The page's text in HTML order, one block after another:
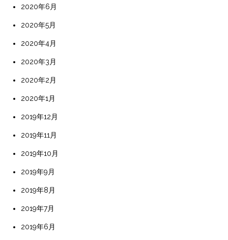
2020年6月
2020年5月
2020年4月
2020年3月
2020年2月
2020年1月
2019年12月
2019年11月
2019年10月
2019年9月
2019年8月
2019年7月
2019年6月